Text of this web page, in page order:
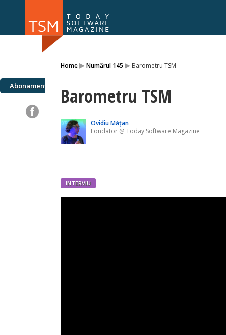
Home▸Numărul 145 ▸ Barometru TSM
Abonamente Barometru TSM
Ovidiu Mățan
Fondator @ Today Software Magazine
INTERVIU